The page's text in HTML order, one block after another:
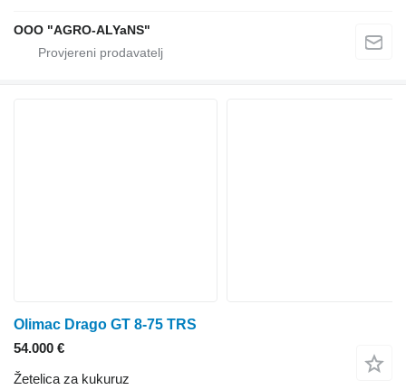
OOO "AGRO-ALYaNS"
Olimac Drago GT 8-75 TRS
54.000 €
Žetelica za kukuruz